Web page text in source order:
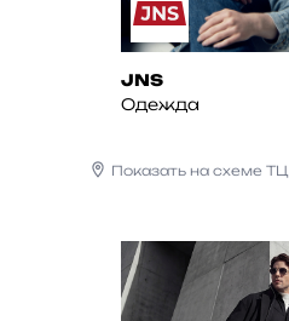
JNS
Одежда
Показать на схеме ТЦ